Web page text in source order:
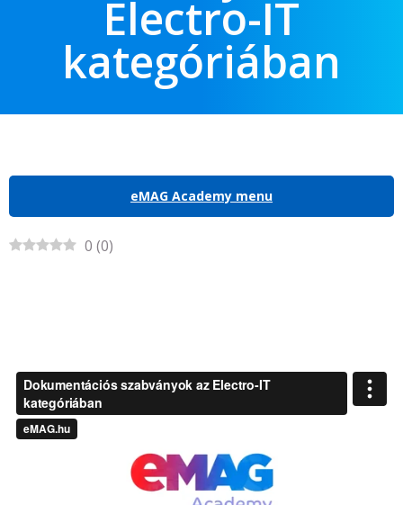
Electro-IT
kategóriában
eMAG Academy menu
0 (0)